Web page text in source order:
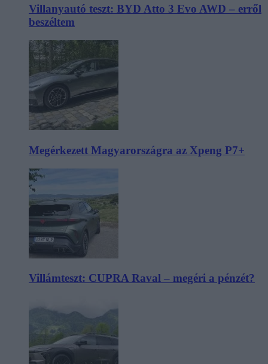
Villanyautó teszt: BYD Atto 3 Evo AWD – erről
beszéltem
Megérkezett Magyarországra az Xpeng P7+
Villámteszt: CUPRA Raval – megéri a pénzét?